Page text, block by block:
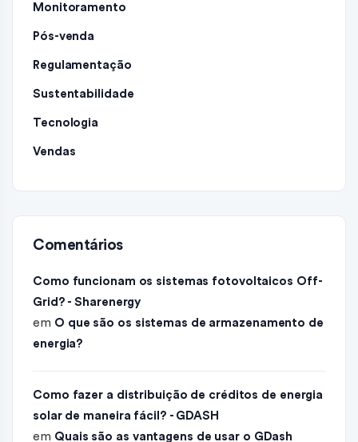
Monitoramento
Pós-venda
Regulamentação
Sustentabilidade
Tecnologia
Vendas
Comentários
Como funcionam os sistemas fotovoltaicos Off-
Grid? - Sharenergy
em O que são os sistemas de armazenamento de
energia?
Como fazer a distribuição de créditos de energia
solar de maneira fácil? - GDASH
em Quais são as vantagens de usar o GDash